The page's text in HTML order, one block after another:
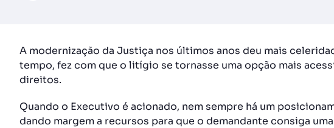
A modernização da Justiça nos últimos anos deu mais
tempo, fez com que o litígio se tornasse uma opção mais
direitos.
Quando o Executivo é acionado, nem sempre há um
dando margem a recursos para que o demandante consiga